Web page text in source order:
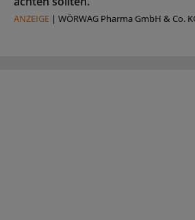
ANZEIGE | WÖRWAG Pharma GmbH & Co.